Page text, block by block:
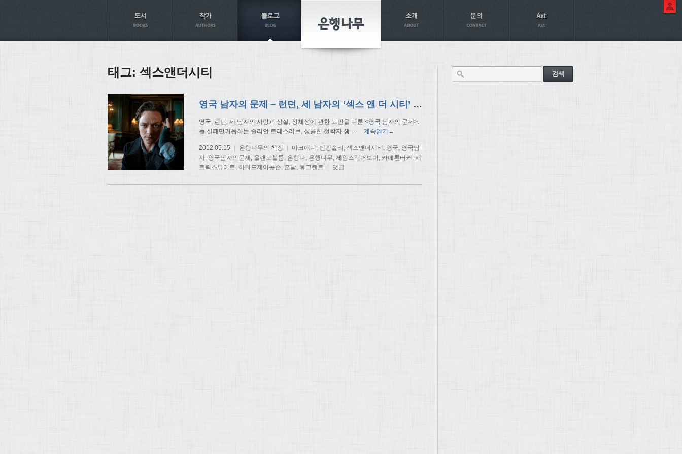
태그: 섹스앤더시티
영국 남자의 문제 – 런던, 세 남자의 ‘섹스 앤 더 시티’ 가상캐스팅!
영국, 런던, 세 남자의 사랑과 상실, 정체성에 관한 고민을 다룬 <영국 남자의 문제>.
늘 실패만거듭하는 줄리언 트레스러브, 성공한 철학자 샘
계속읽기→
2012.05.15 은행나무의 책장 마크애디 , 벤킹슬리 , 섹스앤더시티 , 영국, 영국남
자, 영국남자의문제 , 올랜도블룸, 은행나, 은행나무, 제임스맥어보이 , 카메론터커 , 패
트릭스튜어트, 하워드제이콥슨, 훈남, 휴그랜트 댓글